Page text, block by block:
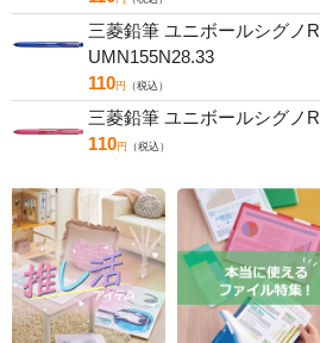
三菱鉛筆 ユニボールシグノ
UMN155N28.33
110円 （税込）
三菱鉛筆 ユニボールシグノ
110円 （税込）